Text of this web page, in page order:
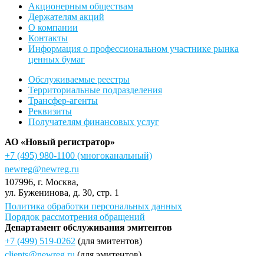
Акционерным обществам
Держателям акций
О компании
Контакты
Информация о профессиональном участнике рынка
ценных бумаг
Обслуживаемые реестры
Территориальные подразделения
Трансфер-агенты
Реквизиты
Получателям финансовых услуг
АО «Новый регистратор»
+7 (495) 980-1100 (многоканальный)
newreg@newreg.ru
107996, г. Москва,
ул. Буженинова, д. 30, стр. 1
Политика обработки персональных данных
Порядок рассмотрения обращений
Департамент обслуживания эмитентов
+7 (499) 519-0262 (для эмитентов)